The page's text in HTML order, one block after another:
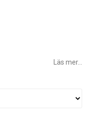
Läs mer...